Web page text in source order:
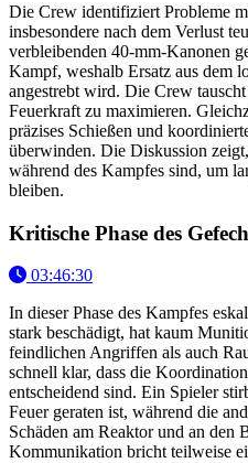
Die Crew identifiziert Probleme
insbesondere nach dem Verlust
verbleibenden 40-mm-Kanonen
Kampf, weshalb Ersatz aus dem
angestrebt wird. Die Crew
Feuerkraft zu maximieren.
präzises Schießen und
überwinden. Die Diskussion
während des Kampfes sind, um
bleiben.
Kritische Phase des
03:46:30
In dieser Phase des Kampfes
stark beschädigt, hat kaum
feindlichen Angriffen als auch
schnell klar, dass die
entscheidend sind. Ein Spieler
Feuer geraten ist, während die
Schäden am Reaktor und an den
Kommunikation bricht teilweise